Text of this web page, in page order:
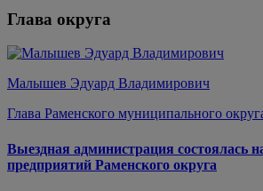
Глава округа
Малышев Эдуард Владимирович
Глава Раменского муниципального
Выездная администрация состоялась
предприятий Раменского округа